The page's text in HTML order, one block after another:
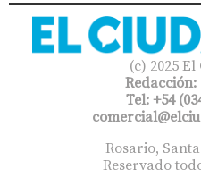
(c) 2025
Redacción:
Tel: +54
Rosario,
Reservado